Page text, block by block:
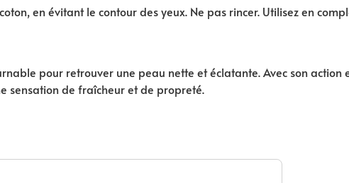
en évitant le contour des yeux. Ne pas rincer. Utilisez en
pour retrouver une peau nette et éclatante. Avec son
sensation de fraîcheur et de propreté.